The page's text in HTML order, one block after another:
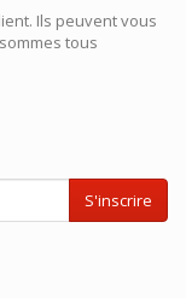
Ils peuvent vous
tous
S'inscrire